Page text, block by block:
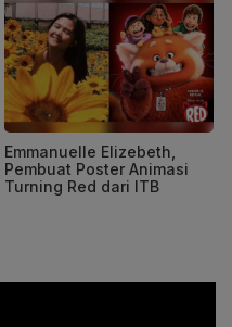
Emmanuelle Elizebeth,
Pembuat Poster Animasi
Turning Red dari ITB